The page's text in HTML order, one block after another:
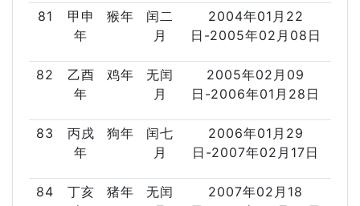
81
甲申
年
猴年
闰二
月
2004年01月22
日-2005年02月08日
82
乙酉
年
鸡年
无闰
月
2005年02月09
日-2006年01月28日
83
丙戌
年
狗年
闰七
月
2006年01月29
日-2007年02月17日
84
丁亥
猪年
无闰
2007年02月18